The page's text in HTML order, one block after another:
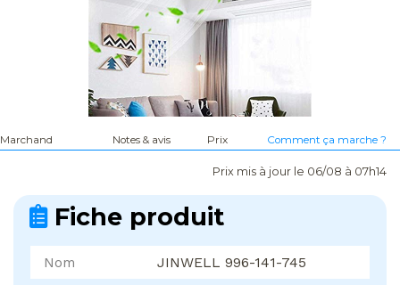
Marchand Notes & avis Prix Comment ça marche ?
Prix mis à jour le 06/08 à 07h14
Fiche produit
Nom
JINWELL 996-141-745